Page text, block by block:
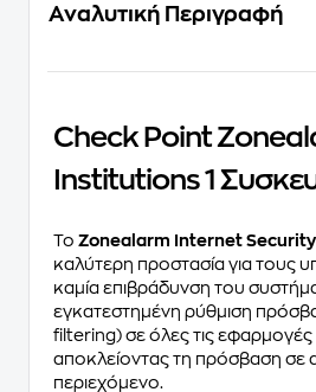
Αναλυτική Περιγραφή
Check Point
Institutions 1
Το Zonealarm Internet Security
καλύτερη προστασία για τους
καμία επιβράδυνση του
εγκατεστημένη ρύθμιση
filtering) σε όλες τις εφαρμογές
αποκλείοντας τη πρόσβαση σε
περιεχόμενο.